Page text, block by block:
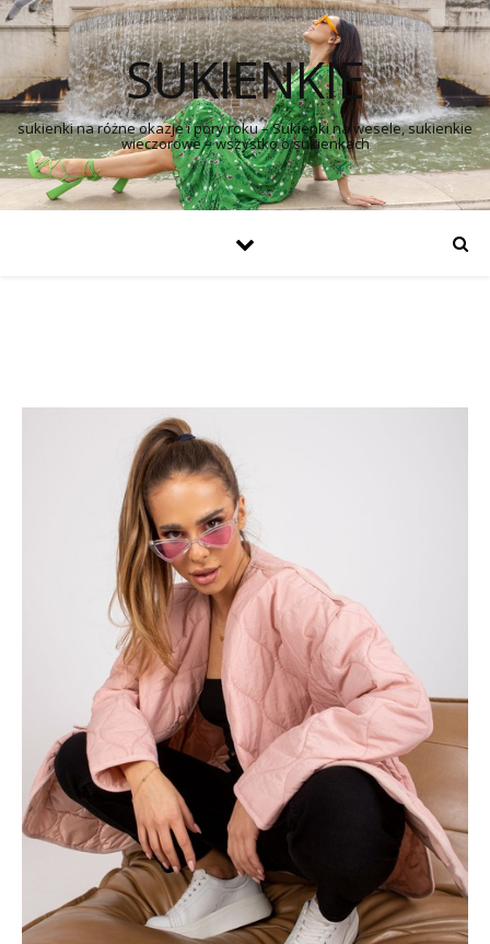
SUKIENKIE
sukienki na różne okazje i pory roku – Sukienki na wesele, sukienkie
wieczorowe – wszystko o sukienkach